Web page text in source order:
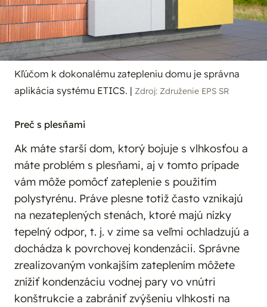
Kľúčom k dokonalému zatepleniu domu je správna
aplikácia systému ETICS. | Zdroj: Združenie EPS SR
Preč s plesňami
Ak máte starší dom, ktorý bojuje s vlhkosťou a
máte problém s plesňami, aj v tomto prípade
vám môže pomôcť zateplenie s použitím
polystyrénu. Práve plesne totiž často vznikajú
na nezateplených stenách, ktoré majú nízky
tepelný odpor, t. j. v zime sa veľmi ochladzujú a
dochádza k povrchovej kondenzácii. Správne
zrealizovaným vonkajším zateplením môžete
znížiť kondenzáciu vodnej pary vo vnútri
konštrukcie a zabrániť zvýšeniu vlhkosti na